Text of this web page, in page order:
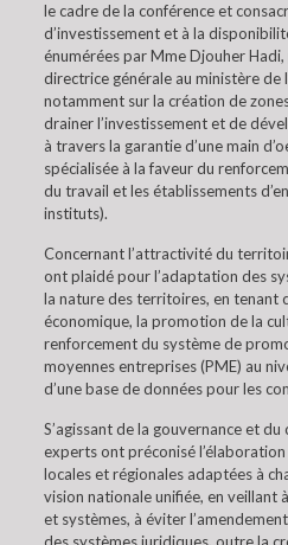
le cadre de la conférence et
d’investissement et à la
énumérées par Mme Djouher
directrice générale au ministère de
notamment sur la création de
drainer l’investissement et de
à travers la garantie d’une main
spécialisée à la faveur du
du travail et les établissements
instituts).
Concernant l’attractivité du
ont plaidé pour l’adaptation des
la nature des territoires, en tenant
économique, la promotion de la
renforcement du système de
moyennes entreprises (PME) au
d’une base de données pour les
S’agissant de la gouvernance et
experts ont préconisé
locales et régionales adaptées à
vision nationale unifiée, en veillant
et systèmes, à éviter